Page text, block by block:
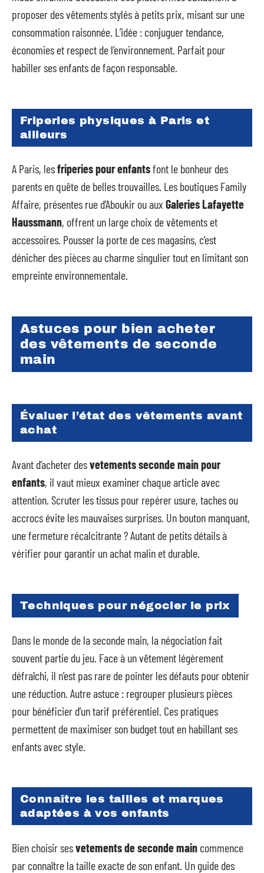
proposer des vêtements stylés à petits prix, misant sur une
consommation raisonnée. L’idée : conjuguer tendance,
économies et respect de l’environnement. Parfait pour
habiller ses enfants de façon responsable.
Friperies physiques à Paris et
ailleurs
A Paris, lesfriperies pour enfantsfont le bonheur des
parents en quête de belles trouvailles. Les boutiques Family
Affaire, présentes rue d’Aboukir ou aux Galeries Lafayette
Haussmann, offrent un large choix de vêtements et
accessoires. Pousser la porte de ces magasins, c’est
dénicher des pièces au charme singulier tout en limitant son
empreinte environnementale.
Astuces pour bien acheter
des vêtements de seconde
main
Évaluer l’état des vêtements avant
achat
Avant d’acheter desvetements seconde main pour
enfants, il vaut mieux examiner chaque article avec
attention. Scruter les tissus pour repérer usure, taches ou
accrocs évite les mauvaises surprises. Un bouton manquant,
une fermeture récalcitrante ? Autant de petits détails à
vérifier pour garantir un achat malin et durable.
Techniques pour négocier le prix
Dans le monde de la seconde main, la négociation fait
souvent partie du jeu. Face à un vêtement légèrement
défraîchi, il n’est pas rare de pointer les défauts pour obtenir
une réduction. Autre astuce : regrouper plusieurs pièces
pour bénéficier d’un tarif préférentiel. Ces pratiques
permettent de maximiser son budget tout en habillant ses
enfants avec style.
Connaître les tailles et marques
adaptées à vos enfants
Bien choisir sesvetements de seconde main commence
par connaître la taille exacte de son enfant. Un guide des